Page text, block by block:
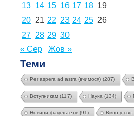
13 14 15 16 17 18 19
20 21 22 23 24 25 26
27 28 29 30
« Сер
Жов »
Теми
Per aspera ad astra (вчимося) (287)
Вступникам (117) Наука (134)
Новини факультетів (91) Вікно у світ